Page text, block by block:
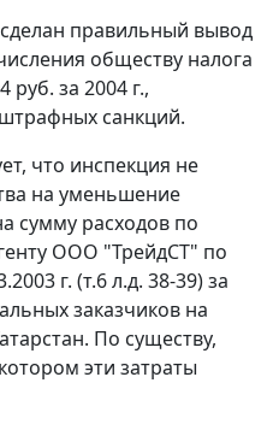
правильный вывод
обществу налога
за 2004 г.,
санкций.
что инспекция не
на уменьшение
сумму расходов по
ООО "ТрейдСТ" по
г. (т.6 л.д. 38-39) за
заказчиков на
По существу,
эти затраты